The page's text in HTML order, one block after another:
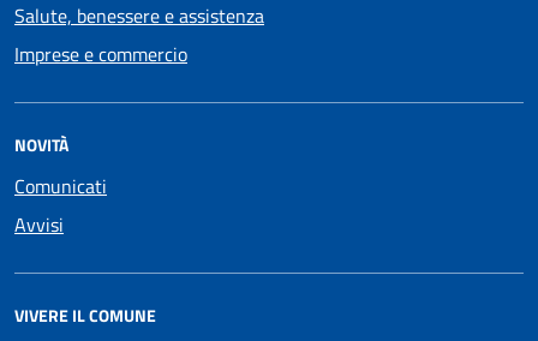
Salute, benessere e assistenza
Imprese e commercio
NOVITÀ
Comunicati
Avvisi
VIVERE IL COMUNE